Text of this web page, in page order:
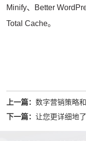
Minify、Better
Total Cache。
上一篇：数字营销策略
下一篇：让您更详细地